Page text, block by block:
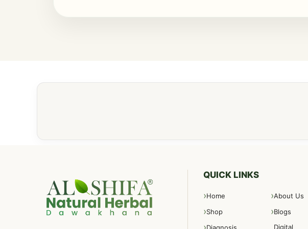
QUICK LINKS
Home
About Us
Shop
Blogs
Diagnosis
Digital